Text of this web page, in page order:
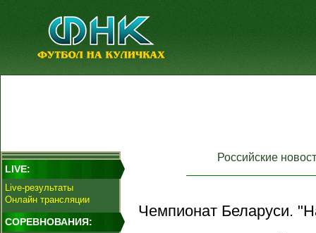
LIVE:
Live-результаты
Онлайн трансляции
СОРЕВНОВАНИЯ:
Российские
Чемпионат Беларуси.